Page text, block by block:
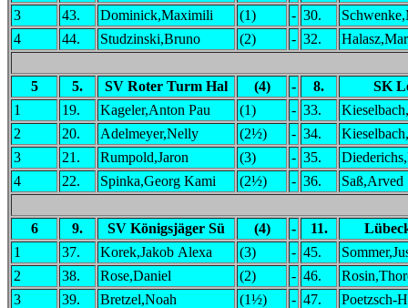
3
43. Dominick,Maximili (1) - 30.
4
44. Studzinski,Bruno (2) - 32.
5 5. SV Roter Turm Hal (4) - 8.
SK
1
19. Kageler,Anton Pau (1) - 33.
2
20. Adelmeyer,Nelly (2½) - 34.
3
21. Rumpold,Jaron (3) - 35.
4
22. Spinka,Georg Kami (2½) - 36. Saß,Arved
6 9. SV Königsjäger Sü (4) - 11.
1
37. Korek,Jakob Alexa (3) - 45.
2
38. Rose,Daniel (2) - 46.
3
39. Bretzel,Noah (1½) - 47.
Poetzsch-